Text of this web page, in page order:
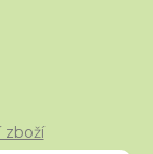
zboží